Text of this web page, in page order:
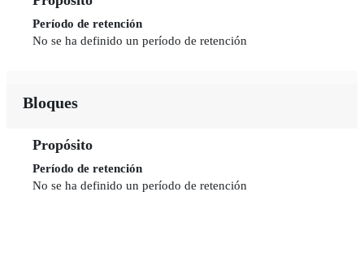
Período de retención
No se ha definido un período de retención
Bloques
Propósito
Período de retención
No se ha definido un período de retención